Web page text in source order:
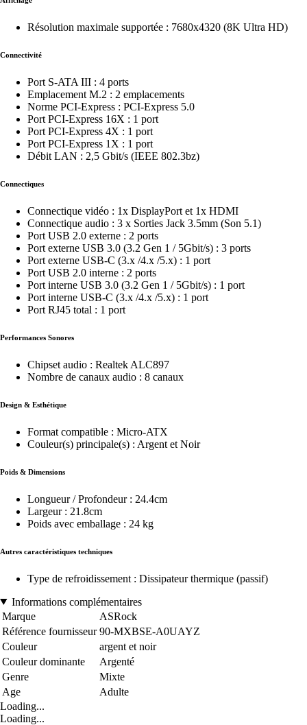
Résolution maximale supportée : 7680x4320 (8K Ultra HD)
Connectivité
Port S-ATA III : 4 ports
Emplacement M.2 : 2 emplacements
Norme PCI-Express : PCI-Express 5.0
Port PCI-Express 16X : 1 port
Port PCI-Express 4X : 1 port
Port PCI-Express 1X : 1 port
Débit LAN : 2,5 Gbit/s (IEEE 802.3bz)
Connectiques
Connectique vidéo : 1x DisplayPort et 1x HDMI
Connectique audio : 3 x Sorties Jack 3.5mm (Son 5.1)
Port USB 2.0 externe : 2 ports
Port externe USB 3.0 (3.2 Gen 1 / 5Gbit/s) : 3 ports
Port externe USB-C (3.x /4.x /5.x) : 1 port
Port USB 2.0 interne : 2 ports
Port interne USB 3.0 (3.2 Gen 1 / 5Gbit/s) : 1 port
Port interne USB-C (3.x /4.x /5.x) : 1 port
Port RJ45 total : 1 port
Performances Sonores
Chipset audio : Realtek ALC897
Nombre de canaux audio : 8 canaux
Design & Esthétique
Format compatible : Micro-ATX
Couleur(s) principale(s) : Argent et Noir
Poids & Dimensions
Longueur / Profondeur : 24.4cm
Largeur : 21.8cm
Poids avec emballage : 24 kg
Autres caractéristiques techniques
Type de refroidissement : Dissipateur thermique (passif)
Informations complémentaires
Marque
ASRock
Référence fournisseur 90-MXBSE-A0UAYZ
Couleur
argent et noir
Couleur dominante
Argenté
Genre
Mixte
Age
Adulte
Loading...
Loading...